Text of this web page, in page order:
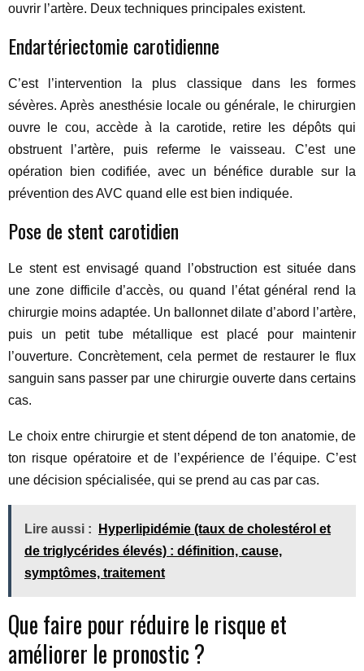
ouvrir l’artère. Deux techniques principales existent.
Endartériectomie carotidienne
C’est l’intervention la plus classique dans les formes
sévères. Après anesthésie locale ou générale, le chirurgien
ouvre le cou, accède à la carotide, retire les dépôts qui
obstruent l’artère, puis referme le vaisseau. C’est une
opération bien codifiée, avec un bénéfice durable sur la
prévention des AVC quand elle est bien indiquée.
Pose de stent carotidien
Le stent est envisagé quand l’obstruction est située dans
une zone difficile d’accès, ou quand l’état général rend la
chirurgie moins adaptée. Un ballonnet dilate d’abord l’artère,
puis un petit tube métallique est placé pour maintenir
l’ouverture. Concrètement, cela permet de restaurer le flux
sanguin sans passer par une chirurgie ouverte dans certains
cas.
Le choix entre chirurgie et stent dépend de ton anatomie, de
ton risque opératoire et de l’expérience de l’équipe. C’est
une décision spécialisée, qui se prend au cas par cas.
Lire aussi :
Hyperlipidémie (taux de cholestérol et
de triglycérides élevés) : définition, cause,
symptômes, traitement
Que faire pour réduire le risque et
améliorer le pronostic ?